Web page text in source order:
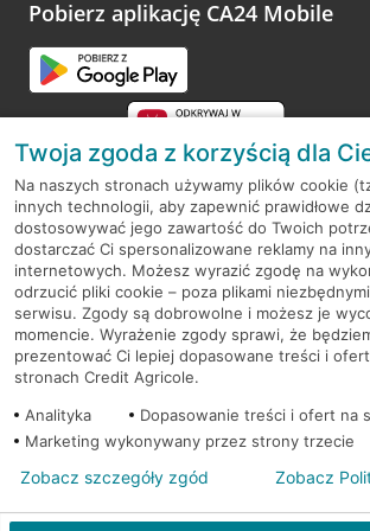
opinie.
Pobierz aplikację CA24 Mobile
RODO
Regulamin serwisu
Mapa serwisu
PolitykaCookies
© 2026 Credit Agricole Bank Polska S.A. Wszelkie
Twoja zgoda z korzyścią dla
Na naszych stronach używamy plików cookie
innych technologii, aby zapewnić prawidłowe
dostosowywać jego zawartość do Twoich
dostarczać Ci spersonalizowane reklamy na
internetowych. Możesz wyrazić zgodę na
odrzucić pliki cookie – poza plikami
serwisu. Zgody są dobrowolne i możesz je
momencie. Wyrażenie zgody sprawi, że
prezentować Ci lepiej dopasowane treści i
stronach Credit Agricole.
Analityka
Dopasowanie treści i ofert na
Marketing wykonywany przez strony trzecie
Zobacz szczegóły zgód Zobacz